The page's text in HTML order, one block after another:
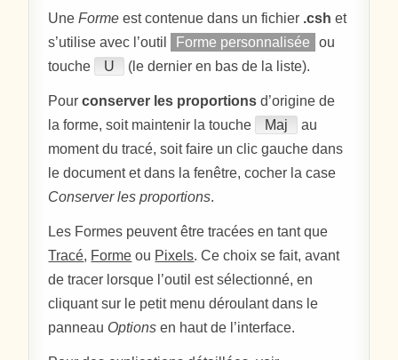
UneForme est contenue dans un fichier .csh et
s’utilise avec l’outil
Forme personnalisée
ou
touche
U (le dernier en bas de la liste).
Pourconserver les proportions d’origine de
la forme, soit maintenir la touche
Maj
au
moment du tracé, soit faire un clic gauche dans
le document et dans la fenêtre, cocher la case
Conserver les proportions.
Les Formes peuvent être tracées en tant que
Tracé, Forme ou Pixels. Ce choix se fait, avant
de tracer lorsque l’outil est sélectionné, en
cliquant sur le petit menu déroulant dans le
panneau Options en haut de l’interface.